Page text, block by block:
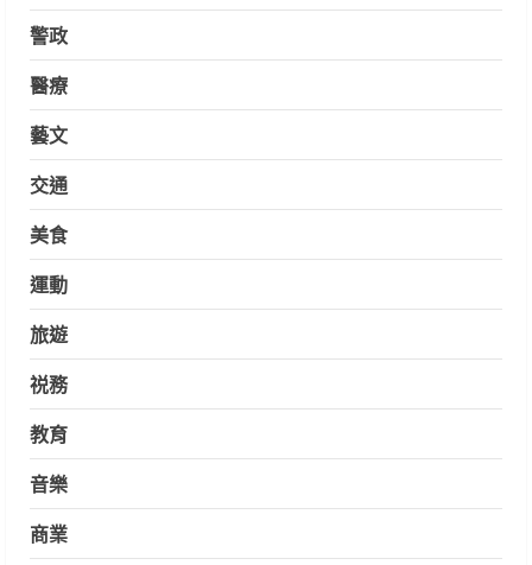
警政
醫療
藝文
交通
美食
運動
旅遊
祱務
教育
音樂
商業